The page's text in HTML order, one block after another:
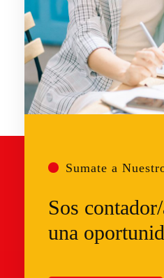
Sumate a
Sos
una